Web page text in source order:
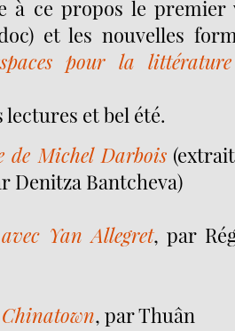
à ce propos le premier
et les nouvelles
pour la
lectures et bel été.
de Michel Darbois
Denitza Bantcheva)
Yan Allegret, par
Chinatown, par Thuân